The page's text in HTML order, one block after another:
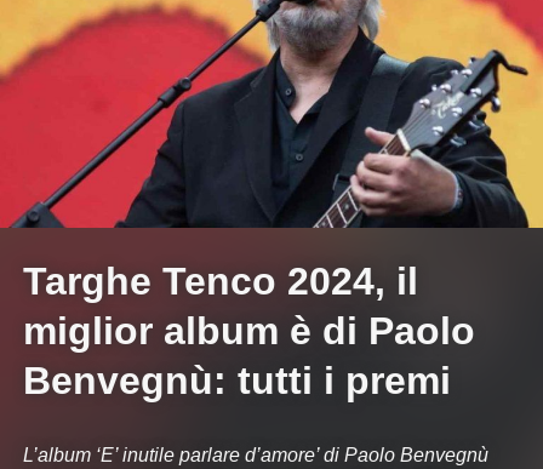
Targhe Tenco 2024, il
miglior album è di Paolo
Benvegnù: tutti i premi
L’album ‘E’ inutile parlare d’amore’ di Paolo Benvegnù